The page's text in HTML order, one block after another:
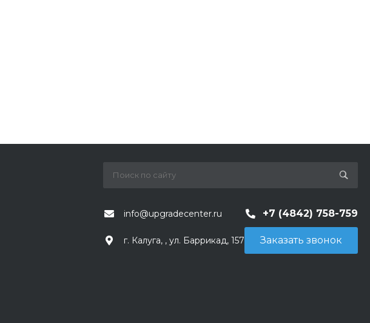
info@upgradecenter.ru +7 (4842) 758-759
г. Калуга, , ул. Баррикад, 157 Заказать звонок